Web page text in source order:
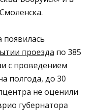
появилась
проезда по 385
с проведением
полгода, до 30
не оценили
губернатора